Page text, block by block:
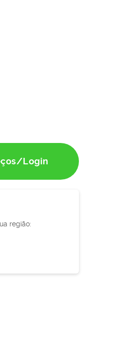
Login
região: